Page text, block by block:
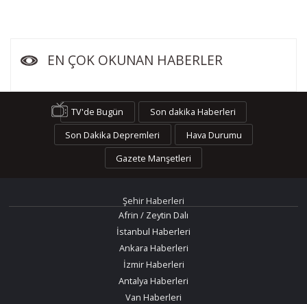
EN ÇOK OKUNAN HABERLER
TV'de Bugün
Son dakika Haberleri
Son Dakika Depremleri
Hava Durumu
Gazete Manşetleri
Şehir Haberleri
Afrin / Zeytin Dalı
İstanbul Haberleri
Ankara Haberleri
İzmir Haberleri
Antalya Haberleri
Van Haberleri